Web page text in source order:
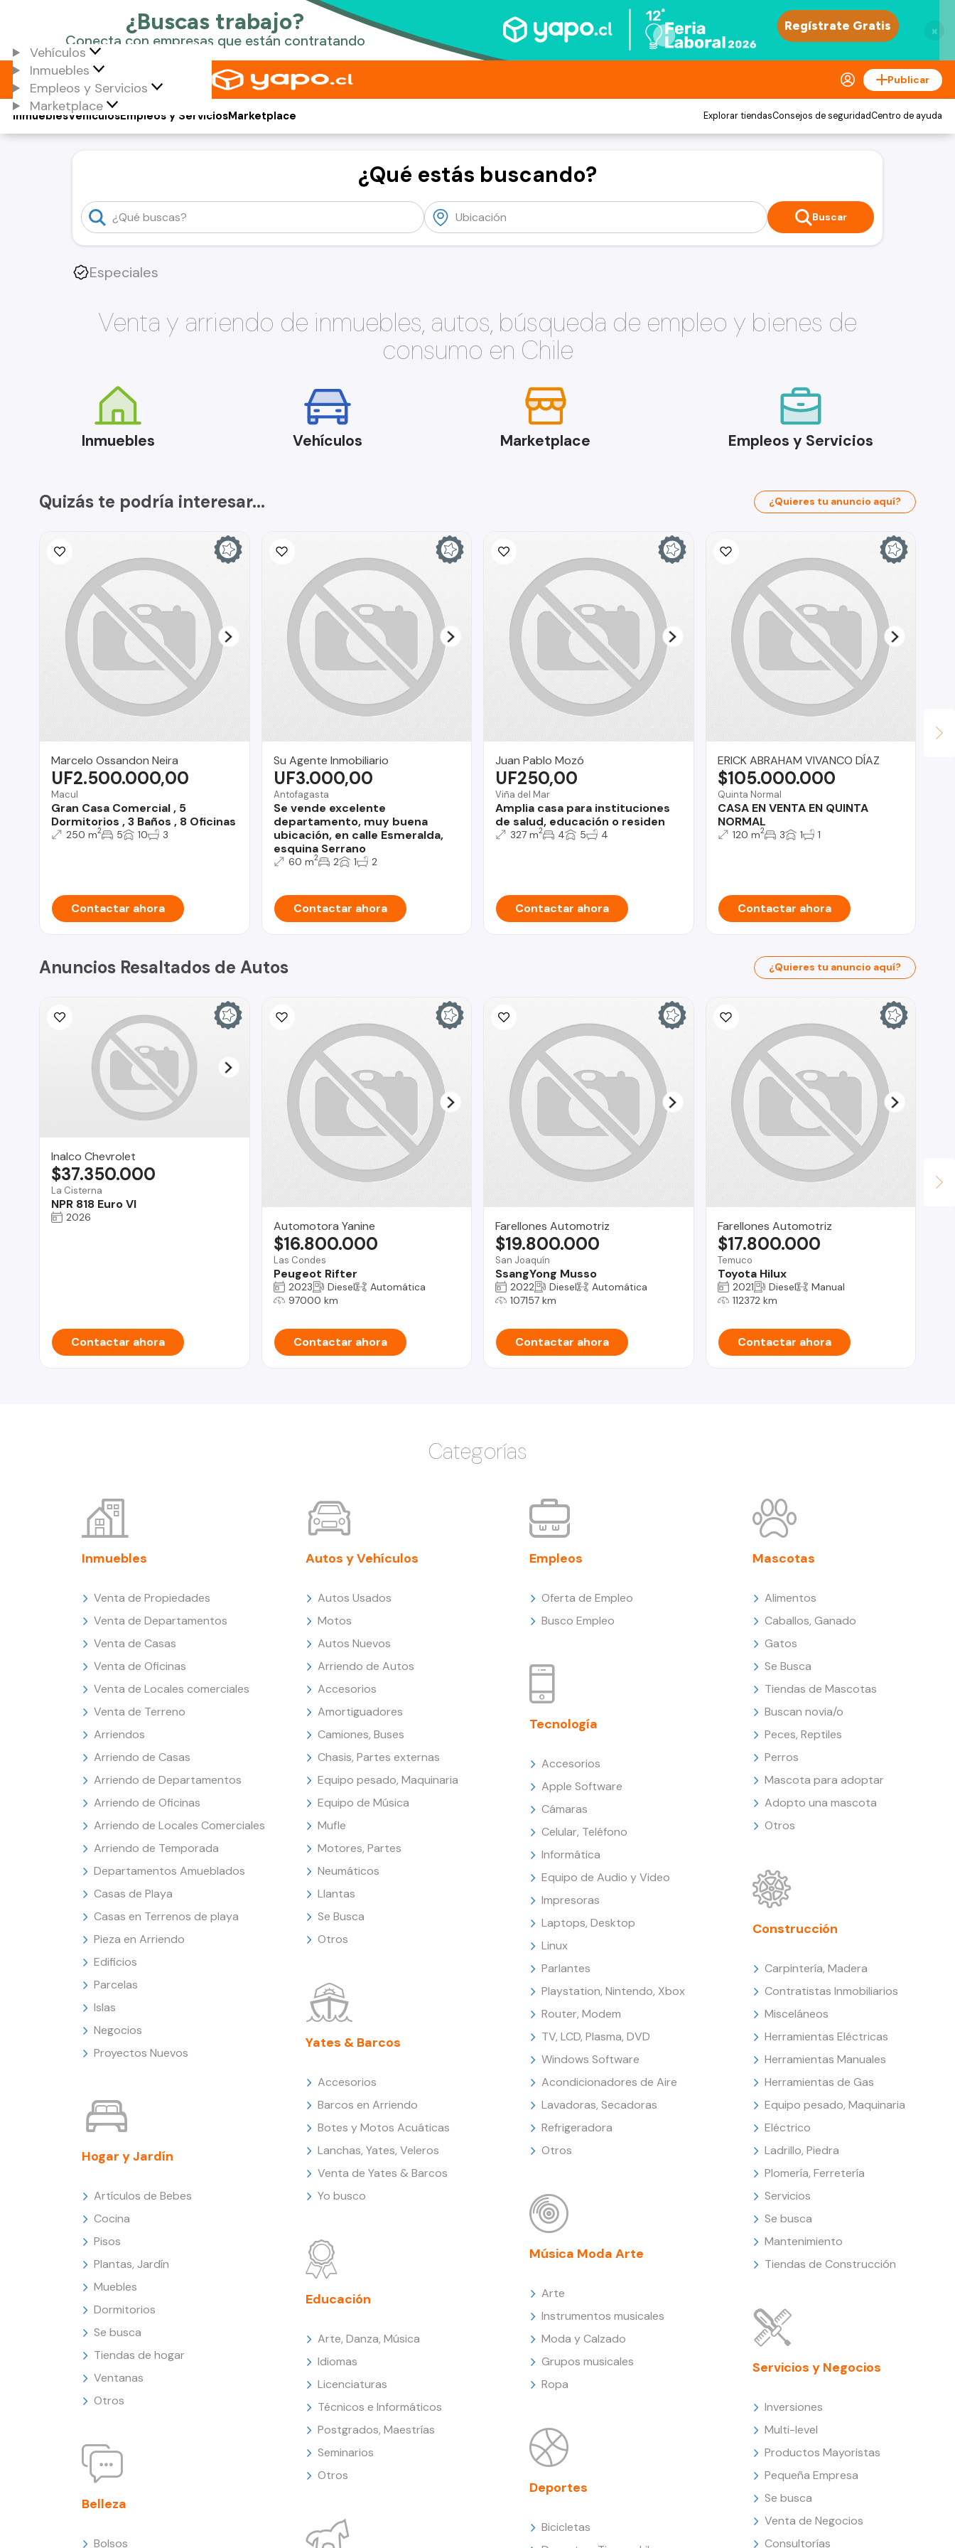
×
Vehículos
Inmuebles
Empleos y Servicios
Marketplace
Publicar
Vehículos
Inmuebles Empleos y ServiciosMarketplace Explorar tiendasConsejos de seguridadCentro de ayuda
¿Qué estás buscando?
Buscar
Especiales
Venta y arriendo de inmuebles, autos, búsqueda de empleo y bienes de
consumo en Chile
Inmuebles Vehículos Marketplace Empleos y Servicios
Quizás te podría interesar... ¿Quieres tu anuncio aquí?
Marcelo Ossandon Neira
Macul
Gran Casa Comercial , 5
Dormitorios , 3 Baños , 8 Oficinas
UF2.500.000,00
250 m2 5 10 3
Contactar ahora
Su Agente Inmobiliario
Antofagasta
Se vende excelente
departamento, muy buena
ubicación, en calle Esmeralda,
esquina Serrano
UF3.000,00
60 m2 2 1 2
Contactar ahora
Juan Pablo Mozó
Viña del Mar
Amplia casa para instituciones
de salud, educación o residen
UF250,00
327 m2 4 5 4
Contactar ahora
ERICK ABRAHAM VIVANCO DÍAZ
Quinta Normal
CASA EN VENTA EN QUINTA
NORMAL
$105.000.000
120 m2 3 1 1
Contactar ahora
Anuncios Resaltados de Autos ¿Quieres tu anuncio aquí?
Inalco Chevrolet
La Cisterna
NPR 818 Euro VI
$37.350.000
2026
Contactar ahora
Automotora Yanine
Las Condes
Peugeot Rifter
$16.800.000
2023 Diesel
Automática
97000 km
Contactar ahora
Farellones Automotriz
San Joaquín
SsangYong Musso
$19.800.000
2022 Diesel
Automática
107157 km
Contactar ahora
Farellones Automotriz
Temuco
Toyota Hilux
$17.800.000
2021 Diesel
Manual
112372 km
Contactar ahora
Categorías
Inmuebles
Venta de Propiedades
Venta de Departamentos
Venta de Casas
Venta de Oficinas
Venta de Locales comerciales
Venta de Terreno
Arriendos
Arriendo de Casas
Arriendo de Departamentos
Arriendo de Oficinas
Arriendo de Locales Comerciales
Arriendo de Temporada
Departamentos Amueblados
Casas de Playa
Casas en Terrenos de playa
Pieza en Arriendo
Edificios
Parcelas
Islas
Negocios
Proyectos Nuevos
Hogar y Jardín
Artículos de Bebes
Cocina
Pisos
Plantas, Jardín
Muebles
Dormitorios
Se busca
Tiendas de hogar
Ventanas
Otros
Belleza
Bolsos
Autos y Vehículos
Autos Usados
Motos
Autos Nuevos
Arriendo de Autos
Accesorios
Amortiguadores
Camiones, Buses
Chasis, Partes externas
Equipo pesado, Maquinaria
Equipo de Música
Mufle
Motores, Partes
Neumáticos
Llantas
Se Busca
Otros
Yates & Barcos
Accesorios
Barcos en Arriendo
Botes y Motos Acuáticas
Lanchas, Yates, Veleros
Venta de Yates & Barcos
Yo busco
Educación
Arte, Danza, Música
Idiomas
Licenciaturas
Técnicos e Informáticos
Postgrados, Maestrías
Seminarios
Otros
Empleos
Oferta de Empleo
Busco Empleo
Tecnología
Accesorios
Apple Software
Cámaras
Celular, Teléfono
Informática
Equipo de Audio y Video
Impresoras
Laptops, Desktop
Linux
Parlantes
Playstation, Nintendo, Xbox
Router, Modem
TV, LCD, Plasma, DVD
Windows Software
Acondicionadores de Aire
Lavadoras, Secadoras
Refrigeradora
Otros
Música Moda Arte
Arte
Instrumentos musicales
Moda y Calzado
Grupos musicales
Ropa
Deportes
Bicicletas
Mascotas
Alimentos
Caballos, Ganado
Gatos
Se Busca
Tiendas de Mascotas
Buscan novia/o
Peces, Reptiles
Perros
Mascota para adoptar
Adopto una mascota
Otros
Construcción
Carpintería, Madera
Contratistas Inmobiliarios
Misceláneos
Herramientas Eléctricas
Herramientas Manuales
Herramientas de Gas
Equipo pesado, Maquinaria
Eléctrico
Ladrillo, Piedra
Plomería, Ferretería
Servicios
Se busca
Mantenimiento
Tiendas de Construcción
Servicios y Negocios
Inversiones
Multi-level
Productos Mayoristas
Pequeña Empresa
Se busca
Venta de Negocios
Consultorías